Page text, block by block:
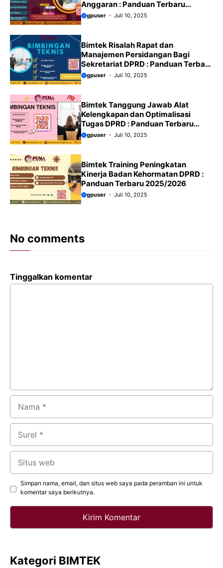
Anggaran : Panduan Terbaru
2025/2026
gpuser Juli 10, 2025
Bimtek Risalah Rapat dan
Manajemen Persidangan Bagi
Sekretariat DPRD : Panduan Terbaru
2025/2026
gpuser Juli 10, 2025
Bimtek Tanggung Jawab Alat
Kelengkapan dan Optimalisasi
Tugas DPRD : Panduan Terbaru
2025/2026
gpuser Juli 10, 2025
Bimtek Training Peningkatan
Kinerja Badan Kehormatan DPRD :
Panduan Terbaru 2025/2026
gpuser Juli 10, 2025
No comments
Tinggalkan komentar
Simpan nama, email, dan situs web saya pada peramban ini untuk
komentar saya berikutnya.
Kategori BIMTEK